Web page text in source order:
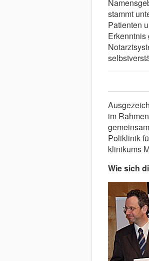
stammt
Patienten
Erkenntnis
im
Poliklinik
klinikums
Wie sich